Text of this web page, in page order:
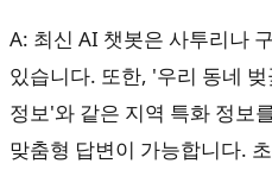
A: 최신 AI 챗봇은 사투리나
있습니다. 또한, '우리 동네
정보'와 같은 지역 특화 정보
맞춤형 답변이 가능합니다.